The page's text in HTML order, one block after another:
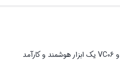
جارو شارژی و دمنده 96 واتی یسیدو VC06 یک ابزار هوشمند و کارآمد